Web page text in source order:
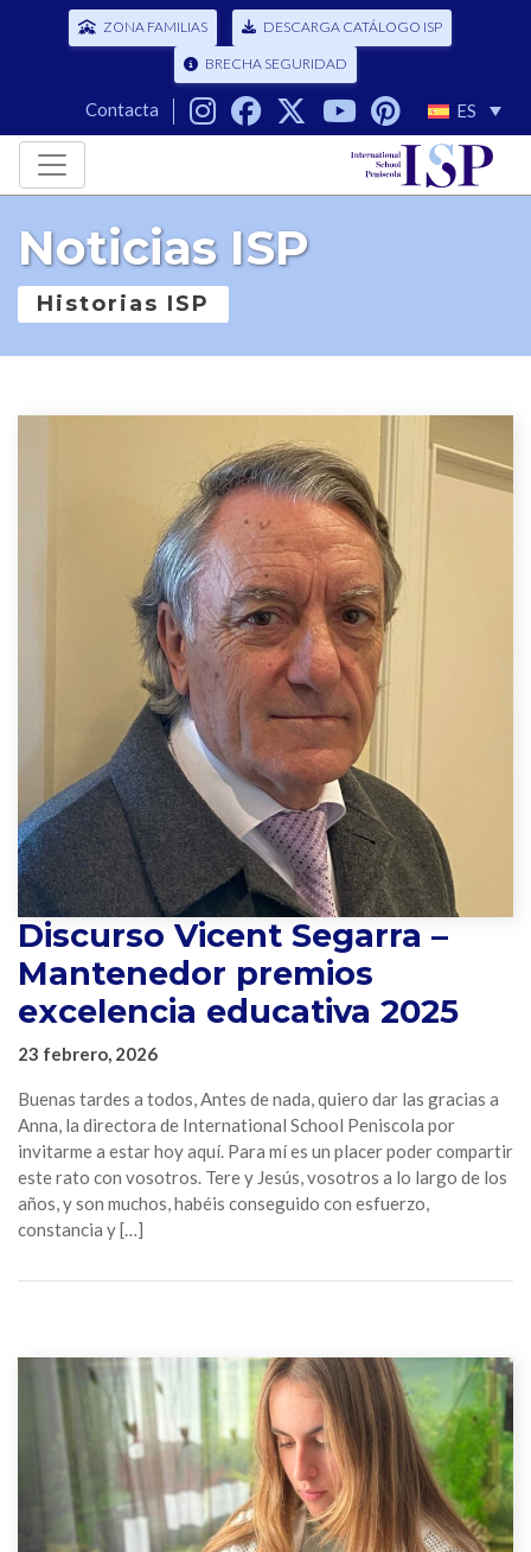
ZONA FAMILIAS DESCARGA CATÁLOGO ISP
BRECHA SEGURIDAD
Contacta ES
Noticias ISP
Historias ISP
Discurso Vicent Segarra –
Mantenedor premios
excelencia educativa 2025
23 febrero, 2026
Buenas tardes a todos, Antes de nada, quiero dar las gracias a
Anna, la directora de International School Peniscola por
invitarme a estar hoy aquí. Para mí es un placer poder compartir
este rato con vosotros. Tere y Jesús, vosotros a lo largo de los
años, y son muchos, habéis conseguido con esfuerzo,
constancia y […]